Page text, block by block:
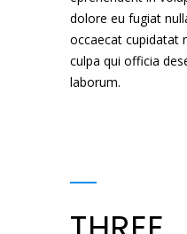
dolore eu fugiat
occaecat cupidatat
culpa qui officia
laborum.